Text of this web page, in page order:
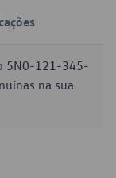
5N0-121-345-
na sua